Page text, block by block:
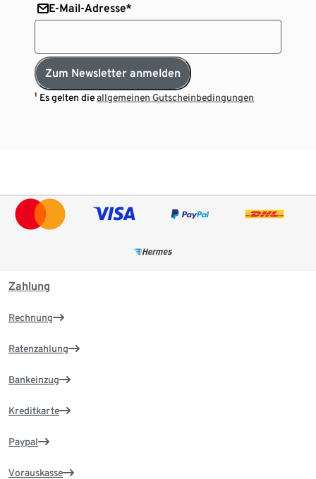
E-Mail-Adresse*
Zum Newsletter anmelden
¹ Es gelten dieallgemeinen Gutscheinbedingungen
Zahlung
Rechnung
Ratenzahlung
Bankeinzug
Kreditkarte
Paypal
Vorauskasse